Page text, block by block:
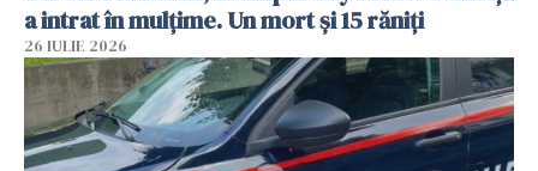
a intrat în mulțime. Un mort și 15 răniți
26 IULIE 2026